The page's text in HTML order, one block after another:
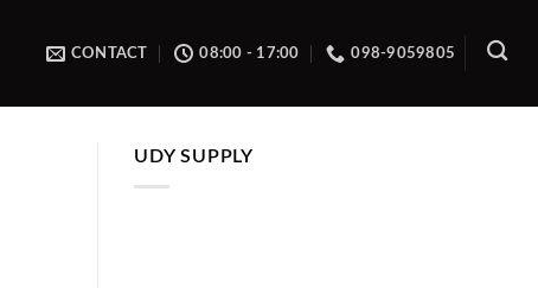
CONTACT 08:00 - 17:00 098-9059805
UDY SUPPLY